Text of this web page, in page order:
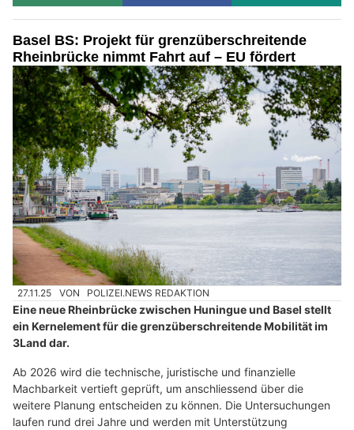
Basel BS: Projekt für grenzüberschreitende
Rheinbrücke nimmt Fahrt auf – EU fördert
27.11.25 VON POLIZEI.NEWS REDAKTION
Eine neue Rheinbrücke zwischen Huningue und Basel stellt
ein Kernelement für die grenzüberschreitende Mobilität im
3Land dar.
Ab 2026 wird die technische, juristische und finanzielle
Machbarkeit vertieft geprüft, um anschliessend über die
weitere Planung entscheiden zu können. Die Untersuchungen
laufen rund drei Jahre und werden mit Unterstützung